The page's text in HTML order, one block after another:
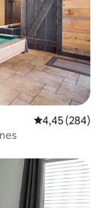
Évaluation
4,45 (284)